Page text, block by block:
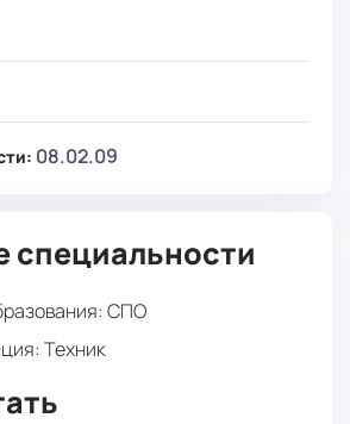
08.02.09
специальности
СПО
: Техник